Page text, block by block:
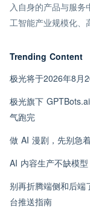
入自身的产品与服务
工智能产业规模化、
Trending Content
极光将于2026年8月
极光旗下
气跑完
做 AI 漫剧，先别急
AI 内容生产不缺模
别再折腾端侧和后
台推送指南